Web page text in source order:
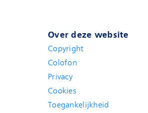
Over deze website
Copyright
Colofon
Privacy
Cookies
Toegankelijkheid